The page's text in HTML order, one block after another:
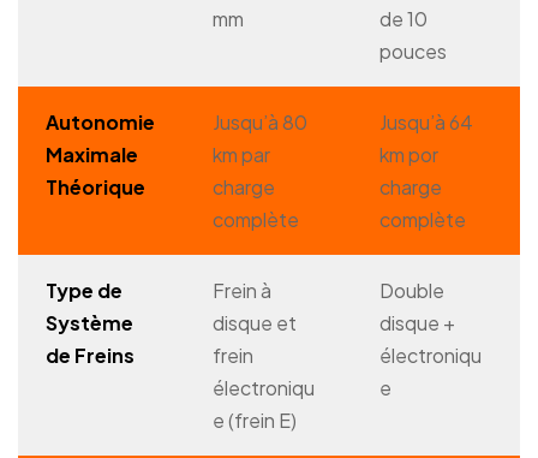
mm
de 10
pouces
Autonomie
Maximale
Théorique
Jusqu’à 80
km par
charge
complète
Jusqu’à 64
km por
charge
complète
Type de
Système
de Freins
Frein à
disque et
frein
électroniqu
e (frein E)
Double
disque +
électroniqu
e